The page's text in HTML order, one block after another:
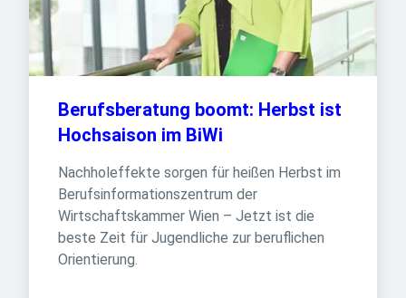
Berufsberatung boomt: Herbst ist
Hochsaison im BiWi
Nachholeffekte sorgen für heißen Herbst im
Berufsinformationszentrum der
Wirtschaftskammer Wien – Jetzt ist die
beste Zeit für Jugendliche zur beruflichen
Orientierung.